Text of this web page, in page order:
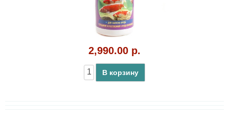
2,990.00 р.
В корзину